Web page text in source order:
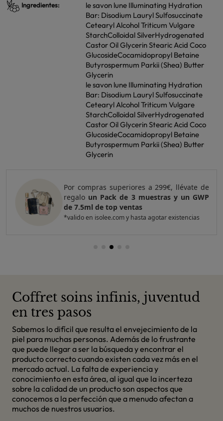
Ingredientes:
le savon lune Illuminating Hydration
Bar: Disodium Lauryl Sulfosuccinate
Cetearyl Alcohol Triticum Vulgare
StarchColloidal SilverHydrogenated
Castor Oil Glycerin Stearic Acid Coco
GlucosideCocamidopropyl Betaine
Butyrospermum Parkii (Shea) Butter
Glycerin
le savon lune Illuminating Hydration
Bar: Disodium Lauryl Sulfosuccinate
Cetearyl Alcohol Triticum Vulgare
StarchColloidal SilverHydrogenated
Castor Oil Glycerin Stearic Acid Coco
GlucosideCocamidopropyl Betaine
Butyrospermum Parkii (Shea) Butter
Glycerin
Por compras superiores a 420€, llévate de
regalo un Pack de 4 muestras y 2 GWP de
top ventas
*valido en isolee.com y hasta agotar existencias
Coffret soins infinis, juventud
en tres pasos
Sabemos lo difícil que resulta el envejecimiento de la
piel para muchas personas. Además de lo frustrante
que puede llegar a ser la búsqueda y encontrar el
producto correcto cuando existen cada vez más en el
mercado actual. La falta de experiencia y
conocimiento en esta área, al igual que la incerteza
sobre la calidad de un producto son aspectos que
conocemos a la perfección que a menudo afectan a
muchos de nuestros usuarios.